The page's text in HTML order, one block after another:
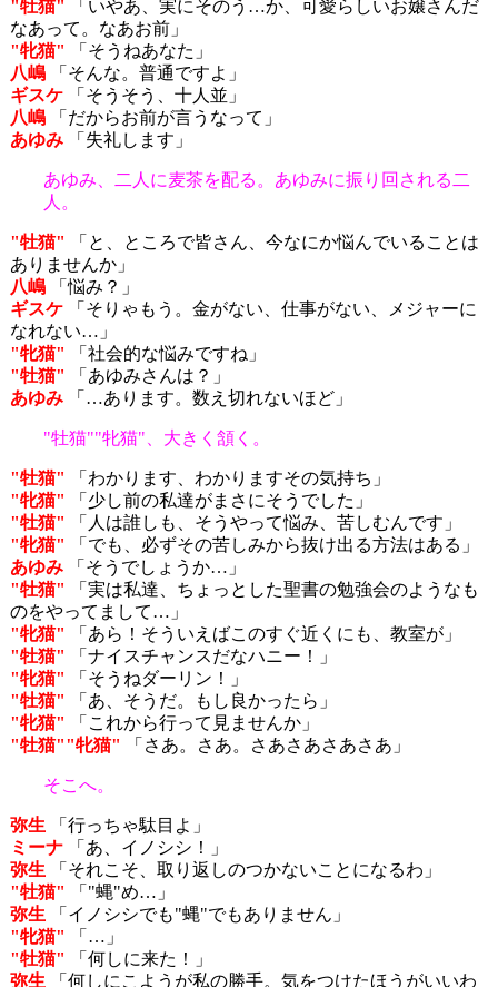
"牡猫"
「いやあ、実にそのう…か、可愛らしいお嬢さんだ
なあって。なあお前」
"牝猫"
「そうねあなた」
八嶋「そんな。普通ですよ」
ギスケ「そうそう、十人並」
八嶋「だからお前が言うなって」
あゆみ「失礼します」
あゆみ、二人に麦茶を配る。あゆみに振り回される二
人。
"牡猫"
「と、ところで皆さん、今なにか悩んでいることは
ありませんか」
八嶋「悩み？」
ギスケ「そりゃもう。金がない、仕事がない、メジャーに
なれない…」
"牝猫"
「社会的な悩みですね」
"牡猫"
「あゆみさんは？」
あゆみ「…あります。数え切れないほど」
"牡猫""牝猫"、大きく頷く。
"牡猫"
「わかります、わかりますその気持ち」
"牝猫"
「少し前の私達がまさにそうでした」
"牡猫"
「人は誰しも、そうやって悩み、苦しむんです」
"牝猫"
「でも、必ずその苦しみから抜け出る方法はある」
あゆみ「そうでしょうか…」
"牡猫"
「実は私達、ちょっとした聖書の勉強会のようなも
のをやってまして…」
"牝猫"
「あら！そういえばこのすぐ近くにも、教室が」
"牡猫"
「ナイスチャンスだなハニー！」
"牝猫"
「そうねダーリン！」
"牡猫"
「あ、そうだ。もし良かったら」
"牝猫"
「これから行って見ませんか」
"牡猫""牝猫"
「さあ。さあ。さあさあさあさあ」
そこへ。
弥生 「行っちゃ駄目よ」
ミーナ「あ、イノシシ！」
弥生 「それこそ、取り返しのつかないことになるわ」
"牡猫"
「"蝿"め…」
弥生 「イノシシでも"蝿"でもありません」
"牝猫"
「…」
"牡猫"
「何しに来た！」
弥生 「何しにこようが私の勝手。気をつけたほうがいいわ